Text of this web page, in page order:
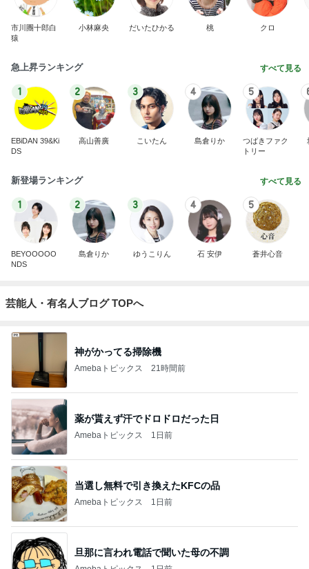
市川團十郎白
猿
小林麻央 だいたひかる 桃 クロ
急上昇ランキング すべて見る
1
EBiDAN 39&Ki
DS
2
高山善廣
3
こいたん
4
島倉りか
5
つばきファク
トリー
新登場ランキング すべて見る
1
BEYOOOOO
NDS
2
島倉りか
3
ゆうこりん
4
石 安伊
5
蒼井心音
芸能人・有名人ブログ TOPへ
神がかってる掃除機
Amebaトピックス 21時間前
薬が貰えず汗でドロドロだった日
Amebaトピックス 1日前
当選し無料で引き換えたKFCの品
Amebaトピックス 1日前
旦那に言われ電話で聞いた母の不調